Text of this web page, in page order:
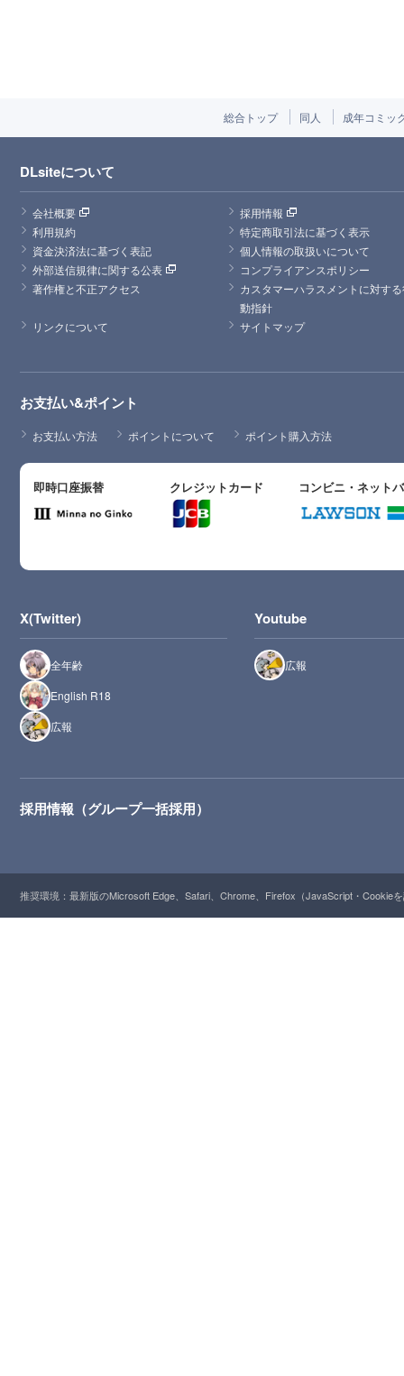
総合トップ 同人 成年コミッ
DLsiteについて
会社概要
採用情報
利用規約
特定商取引法に基づく表示
資金決済法に基づく表記
個人情報の取扱いについて
外部送信規律に関する公表
コンプライアンスポリシー
著作権と不正アクセス
カスタマーハラスメントに対す
動指針
リンクについて
サイトマップ
お支払い&ポイント
お支払い方法 ポイントについて ポイント購入方法
即時口座振替 クレジットカード コンビニ・ネット
X(Twitter)
全年齢
English R18
広報
Youtube
広報
採用情報（グループ一括採用）
推奨環境：最新版のMicrosoft Edge、Safari、Chrome、Firefox（JavaScript・Cookie